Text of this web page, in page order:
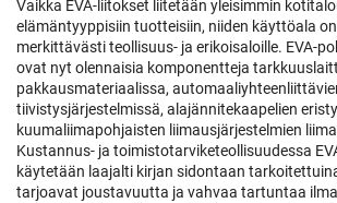
Vaikka EVA-liitokset liitetään yleisimmin
elämäntyyppisiin tuotteisiin, niiden käyttöala
merkittävästi teollisuus- ja erikoisaloille. EVA-
ovat nyt olennaisia komponentteja
pakkausmateriaalissa,
tiivistysjärjestelmissä, alajännitekaapelien
kuumaliimapohjaisten liimausjärjestelmien
Kustannus- ja toimistotarviketeollisuudessa
käytetään laajalti kirjan sidontaan
tarjoavat joustavuutta ja vahvaa tartuntaa